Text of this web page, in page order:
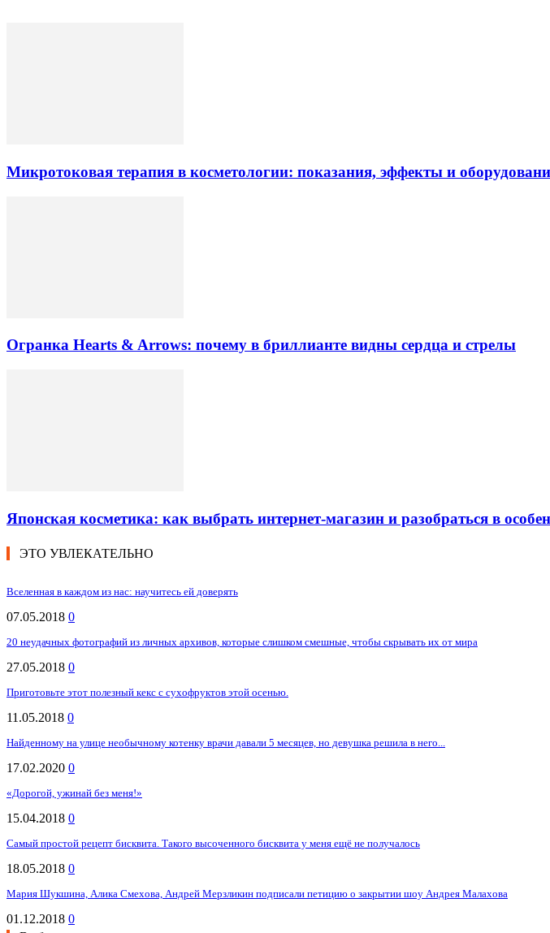
Микротоковая терапия в косметологии: показания, эффекты и
Огранка Hearts & Arrows: почему в бриллианте видны сердца и стрелы
Японская косметика: как выбрать интернет-магазин и разобраться в
ЭТО УВЛЕКАТЕЛЬНО
Вселенная в каждом из нас: научитесь ей доверять
07.05.2018 0
20 неудачных фотографий из личных архивов, которые слишком смешные, чтобы скрывать их от мира
27.05.2018 0
Приготовьте этот полезный кекс с сухофруктов этой осенью.
11.05.2018 0
Найденному на улице необычному котенку врачи давали 5 месяцев, но девушка решила в него...
17.02.2020 0
«Дорогой, ужинай без меня!»
15.04.2018 0
Самый простой рецепт бисквита. Такого высоченного бисквита у меня ещё не получалось
18.05.2018 0
Мария Шукшина, Алика Смехова, Андрей Мерзликин подписали петицию о закрытии шоу Андрея Малахова
01.12.2018 0